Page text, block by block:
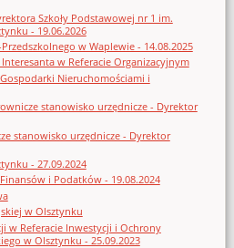
Szkoły Podstawowej nr 1 im.
- 19.06.2026
w Waplewie - 14.08.2025
w Referacie Organizacyjnym
Nieruchomościami i
stanowisko urzędnicze - Dyrektor
stanowisko urzędnicze - Dyrektor
- 27.09.2024
i Podatków - 19.08.2024
w Olsztynku
w Referacie Inwestycji i Ochrony
w Olsztynku - 25.09.2023